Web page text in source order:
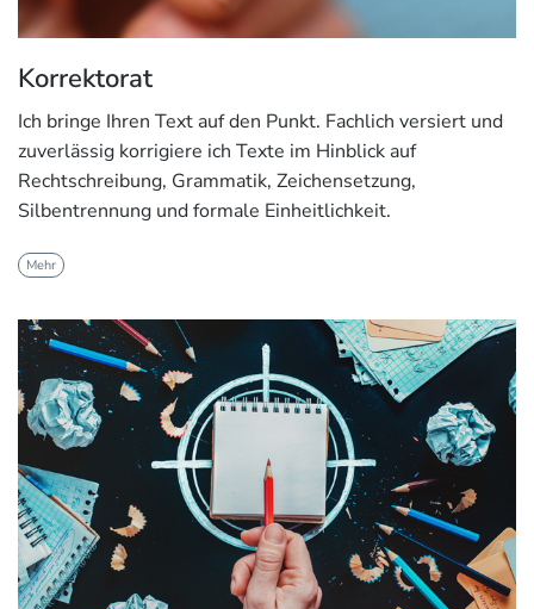
Korrektorat
Ich bringe Ihren Text auf den Punkt. Fachlich versiert und
zuverlässig korrigiere ich Texte im Hinblick auf
Rechtschreibung, Grammatik, Zeichensetzung,
Silbentrennung und formale Einheitlichkeit.
Mehr